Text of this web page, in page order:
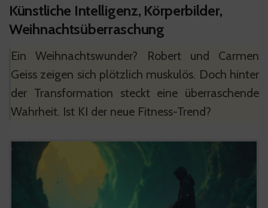
Künstliche Intelligenz, Körperbilder,
Weihnachtsüberraschung
Ein Weihnachtswunder? Robert und Carmen
Geiss zeigen sich plötzlich muskulös. Doch hinter
der Transformation steckt eine überraschende
Wahrheit. Ist KI der neue Fitness-Trend?